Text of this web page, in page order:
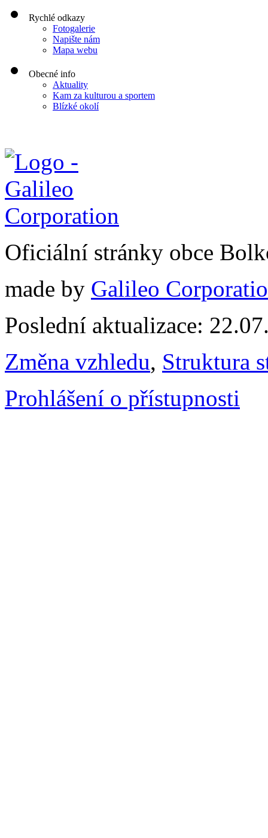
Rychlé odkazy
Fotogalerie
Napište nám
Mapa webu
Obecné info
Aktuality
Kam za kulturou a sportem
Blízké okolí
Oficiální stránky obce
made by Galileo
Poslední aktualizace:
Změna vzhledu, Struktura
Prohlášení o přístupnosti